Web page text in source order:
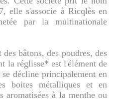
elle s'associe à Ricqlès en
par la multinationale
bâtons, des poudres, des
la réglisse* est l'élément de
décline principalement en
boites métalliques et en
aromatisées à la menthe ou